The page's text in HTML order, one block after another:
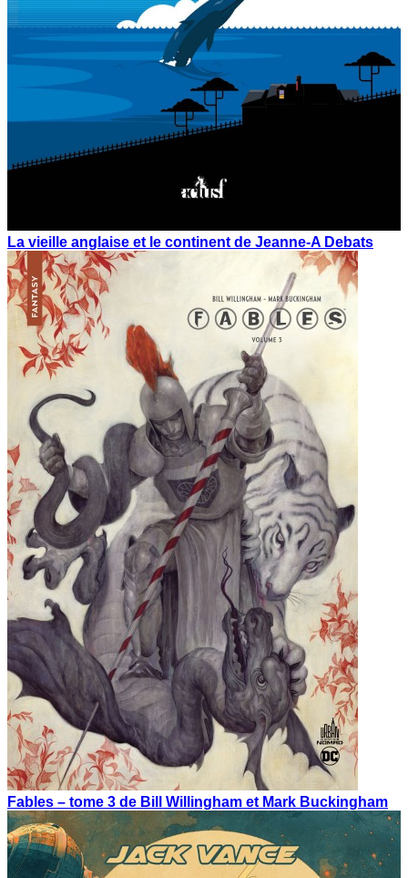
La vieille anglaise et le continent de Jeanne-A Debats
Fables – tome 3 de Bill Willingham et Mark Buckingham